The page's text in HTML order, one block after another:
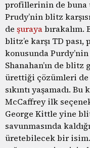
profillerinin de buna
Prudy’nin blitz
de şurayabırakalım.
blitz’e karşı TD pası,
konusunda
Shanahan’ın de
ürettiği çözümleri de
sıkıntı yaşamadı.
McCaffrey ilk
George Kittle yine
savunmasında
üretebilecek bir isim.